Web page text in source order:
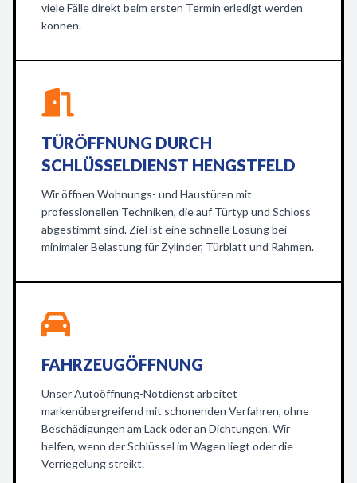
viele Fälle direkt beim ersten Termin erledigt werden
können.
TÜRÖFFNUNG DURCH
SCHLÜSSELDIENST HENGSTFELD
Wir öffnen Wohnungs- und Haustüren mit
professionellen Techniken, die auf Türtyp und Schloss
abgestimmt sind. Ziel ist eine schnelle Lösung bei
minimaler Belastung für Zylinder, Türblatt und Rahmen.
FAHRZEUGÖFFNUNG
Unser Autoöffnung-Notdienst arbeitet
markenübergreifend mit schonenden Verfahren, ohne
Beschädigungen am Lack oder an Dichtungen. Wir
helfen, wenn der Schlüssel im Wagen liegt oder die
Verriegelung streikt.